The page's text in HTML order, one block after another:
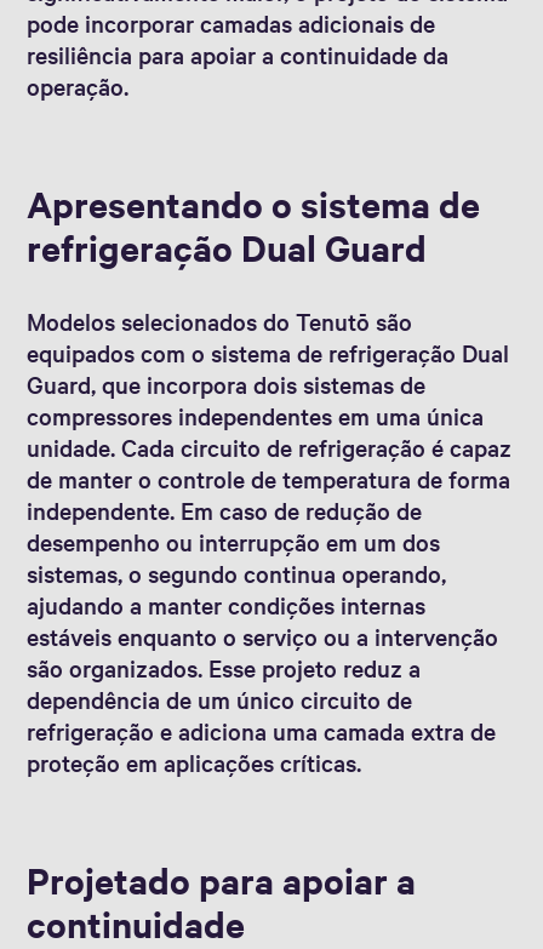
pode incorporar camadas adicionais de
resiliência para apoiar a continuidade da
operação.
Apresentando o sistema de
refrigeração Dual Guard
Modelos selecionados do Tenutō são
equipados com o sistema de refrigeração Dual
Guard, que incorpora dois sistemas de
compressores independentes em uma única
unidade. Cada circuito de refrigeração é capaz
de manter o controle de temperatura de forma
independente. Em caso de redução de
desempenho ou interrupção em um dos
sistemas, o segundo continua operando,
ajudando a manter condições internas
estáveis enquanto o serviço ou a intervenção
são organizados. Esse projeto reduz a
dependência de um único circuito de
refrigeração e adiciona uma camada extra de
proteção em aplicações críticas.
Projetado para apoiar a
continuidade